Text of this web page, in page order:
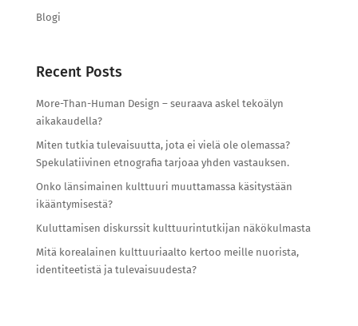
Blogi
Recent Posts
More-Than-Human Design – seuraava askel tekoälyn
aikakaudella?
Miten tutkia tulevaisuutta, jota ei vielä ole olemassa?
Spekulatiivinen etnografia tarjoaa yhden vastauksen.
Onko länsimainen kulttuuri muuttamassa käsitystään
ikääntymisestä?
Kuluttamisen diskurssit kulttuurintutkijan näkökulmasta
Mitä korealainen kulttuuriaalto kertoo meille nuorista,
identiteetistä ja tulevaisuudesta?